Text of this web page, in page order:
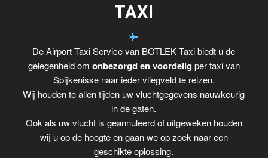
TAXI
De Airport Taxi Service van BOTLEK Taxi biedt u de
gelegenheid om onbezorgd en voordelig per taxi van
Spijkenisse naar ieder vliegveld te reizen.
Wij houden te allen tijden uw vluchtgegevens nauwkeurig
in de gaten.
Ook als uw vlucht is geannuleerd of uitgeweken houden
wij u op de hoogte en gaan we op zoek naar een
geschikte oplossing.